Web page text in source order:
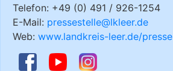
Telefon: +49 (0) 491 / 926-1254
E-Mail: pressestelle@lkleer.de
Web: www.landkreis-leer.de/presse